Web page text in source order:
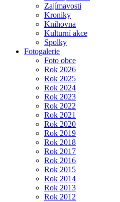
Zajímavosti
Kroniky
Knihovna
Kulturní akce
Spolky
Fotogalerie
Foto obce
Rok 2026
Rok 2025
Rok 2024
Rok 2023
Rok 2022
Rok 2021
Rok 2020
Rok 2019
Rok 2018
Rok 2017
Rok 2016
Rok 2015
Rok 2014
Rok 2013
Rok 2012